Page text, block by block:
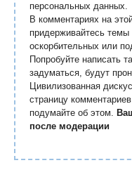
персональных данных.
В комментариях на
придерживайтесь темы
оскорбительных или
Попробуйте написать
задуматься, будут
Цивилизованная
страницу
подумайте об этом.
после модерации